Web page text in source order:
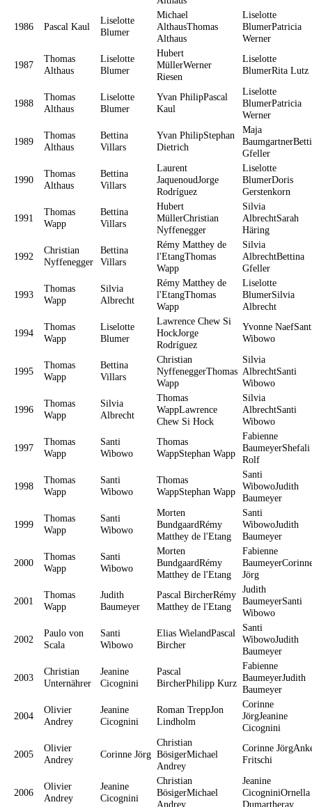
1986 Pascal Kaul
Liselotte
Blumer
Michael
AlthausThomas
Althaus
Liselotte
BlumerPatricia
Werner
1987
Thomas
Althaus
Liselotte
Blumer
Hubert
MüllerWerner
Riesen
Liselotte
BlumerRita Lutz
1988
Thomas
Althaus
Liselotte
Blumer
Yvan PhilipPascal
Kaul
Liselotte
BlumerPatricia
Werner
1989
Thomas
Althaus
Bettina
Villars
Yvan PhilipStephan
Dietrich
Maja
Gfeller
1990
Thomas
Althaus
Bettina
Villars
Laurent
JaquenoudJorge
Rodríguez
Liselotte
BlumerDoris
Gerstenkorn
1991
Thomas
Wapp
Bettina
Villars
Hubert
MüllerChristian
Nyffenegger
Silvia
AlbrechtSarah
Häring
1992
Christian
Nyffenegger
Bettina
Villars
Rémy Matthey de
l'EtangThomas
Wapp
Silvia
AlbrechtBettina
Gfeller
1993
Thomas
Wapp
Silvia
Albrecht
Rémy Matthey de
l'EtangThomas
Wapp
Liselotte
BlumerSilvia
Albrecht
1994
Thomas
Wapp
Liselotte
Blumer
Lawrence Chew Si
HockJorge
Rodríguez
Yvonne
Wibowo
1995
Thomas
Wapp
Bettina
Villars
Christian
NyffeneggerThomas
Wapp
Silvia
AlbrechtSanti
Wibowo
1996
Thomas
Wapp
Silvia
Albrecht
Thomas
WappLawrence
Chew Si Hock
Silvia
AlbrechtSanti
Wibowo
1997
Thomas
Wapp
Santi
Wibowo
Thomas
WappStephan Wapp
Fabienne
BaumeyerShefali
Rolf
1998
Thomas
Wapp
Santi
Wibowo
Thomas
WappStephan Wapp
Santi
WibowoJudith
Baumeyer
1999
Thomas
Wapp
Santi
Wibowo
Morten
BundgaardRémy
Matthey de l'Etang
Santi
WibowoJudith
Baumeyer
2000
Thomas
Wapp
Santi
Wibowo
Morten
BundgaardRémy
Matthey de l'Etang
Fabienne
Jörg
2001
Thomas
Wapp
Judith
Baumeyer
Pascal BircherRémy
Matthey de l'Etang
Judith
BaumeyerSanti
Wibowo
2002
Paulo von
Scala
Santi
Wibowo
Elias WielandPascal
Bircher
Santi
WibowoJudith
Baumeyer
2003
Christian
Unternährer
Jeanine
Cicognini
Pascal
BircherPhilipp Kurz
Fabienne
BaumeyerJudith
Baumeyer
2004
Olivier
Andrey
Jeanine
Cicognini
Roman TreppJon
Lindholm
Corinne
JörgJeanine
Cicognini
2005
Olivier
Andrey
Corinne Jörg
Christian
BösigerMichael
Andrey
Corinne
Fritschi
2006
Olivier
Andrey
Jeanine
Cicognini
Christian
BösigerMichael
Andrey
Jeanine
CicogniniOrnella
Dumartheray